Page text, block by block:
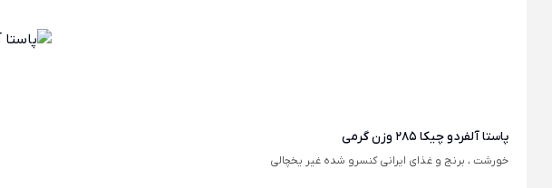
پاستا آلفردو چیکا 285 وزن گرمی
خورشت ، برنج و غذای ایرانی کنسرو شده غیر یخچالی